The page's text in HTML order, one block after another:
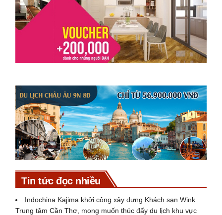
Tin tức đọc nhiều
Indochina Kajima khởi công xây dựng Khách sạn Wink
Trung tâm Cần Thơ, mong muốn thúc đẩy du lịch khu vực